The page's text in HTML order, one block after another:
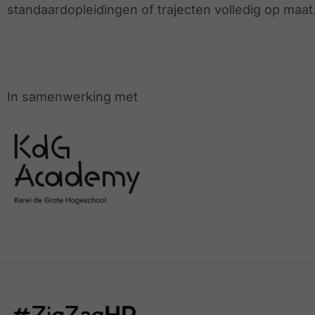
standaardopleidingen of trajecten volledig op maat.
In samenwerking met